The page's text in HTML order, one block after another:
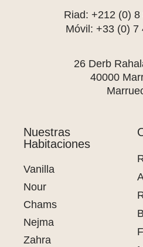
Riad: +212 (0)
Móvil: +33 (0) 7
26 Derb
40000
Nuestras
Habitaciones
Vanilla
Nour
Chams
Nejma
Zahra